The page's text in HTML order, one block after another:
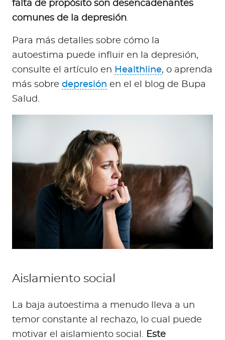
falta de propósito son desencadenantes
comunes de la depresión.
Para más detalles sobre cómo la
autoestima puede influir en la depresión,
consulte el artículo en Healthline, o aprenda
más sobre depresión en el el blog de Bupa
Salud.
Aislamiento social
La baja autoestima a menudo lleva a un
temor constante al rechazo, lo cual puede
motivar el aislamiento social. Este